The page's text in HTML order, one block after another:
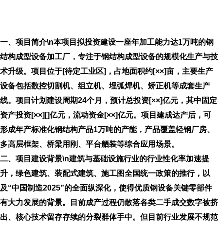
一、项目简介\n本项目拟投资建设一座年加工能力达1万吨的钢
结构成型设备加工厂，专注于钢结构成型设备的规模化生产与技
术升级。项目位于[待定工业区]，占地面积约[××]亩，主要生产
设备包括数控切割机、组立机、埋弧焊机、矫正机等成套生产
线。项目计划建设周期24个月，预计总投资[××]亿元，其中固定
资产投资[××][]亿元，流动资金[××]亿元。项目建成达产后，可
形成年产标准化钢结构产品1万吨的产能，产品覆盖轻钢厂房、
多高层框架、桥梁用刚、平台舾装等综合应用场景。
二、项目建设背景\n建筑与基础设施行业的行业性化率加速提
升，绿色建筑、装配式建筑、施工图全国统一政策的推行，以
及“中国制造2025”的全面纵深化，使得优质钢设备关键零部件
有大力发展的背景。目前成产过程仍散落各类二手成交数字被挤
出、核心技术留存存续的分裂群体手中。但目前行业发展不规范